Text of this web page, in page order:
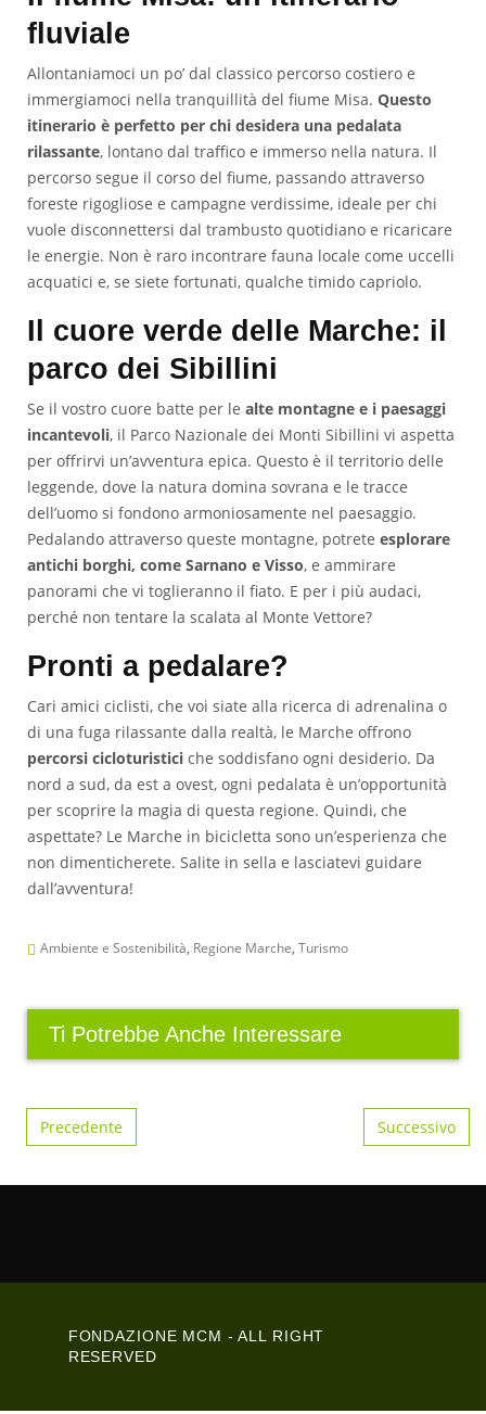
fluviale
Allontaniamoci un po’ dal classico percorso costiero e
immergiamoci nella tranquillità del fiume Misa. Questo
itinerario è perfetto per chi desidera una pedalata
rilassante, lontano dal traffico e immerso nella natura. Il
percorso segue il corso del fiume, passando attraverso
foreste rigogliose e campagne verdissime, ideale per chi
vuole disconnettersi dal trambusto quotidiano e ricaricare
le energie. Non è raro incontrare fauna locale come uccelli
acquatici e, se siete fortunati, qualche timido capriolo.
Il cuore verde delle Marche: il
parco dei Sibillini
Se il vostro cuore batte per le alte montagne e i paesaggi
incantevoli, il Parco Nazionale dei Monti Sibillini vi aspetta
per offrirvi un’avventura epica. Questo è il territorio delle
leggende, dove la natura domina sovrana e le tracce
dell’uomo si fondono armoniosamente nel paesaggio.
Pedalando attraverso queste montagne, potrete esplorare
antichi borghi, come Sarnano e Visso, e ammirare
panorami che vi toglieranno il fiato. E per i più audaci,
perché non tentare la scalata al Monte Vettore?
Pronti a pedalare?
Cari amici ciclisti, che voi siate alla ricerca di adrenalina o
di una fuga rilassante dalla realtà, le Marche offrono
percorsi cicloturistici che soddisfano ogni desiderio. Da
nord a sud, da est a ovest, ogni pedalata è un’opportunità
per scoprire la magia di questa regione. Quindi, che
aspettate? Le Marche in bicicletta sono un’esperienza che
non dimenticherete. Salite in sella e lasciatevi guidare
dall’avventura!
Ambiente e Sostenibilità, Regione Marche, Turismo
Ti Potrebbe Anche Interessare
Post navigation
Precedente Successivo
FONDAZIONE MCM - ALL RIGHT
RESERVED